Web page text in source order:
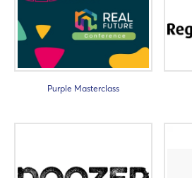
Purple Masterclass